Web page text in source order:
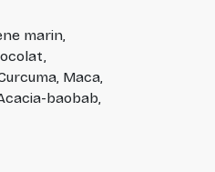
marin,
Maca,
baobab,